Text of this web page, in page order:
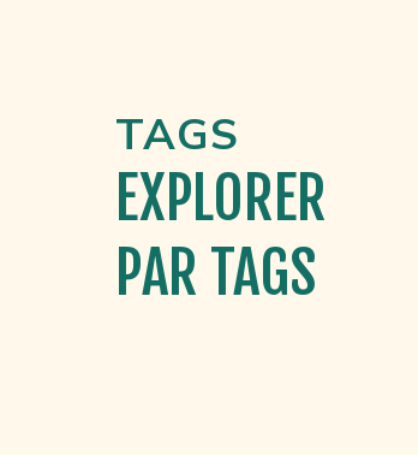
TAGS
EXPLORER
PAR TAGS